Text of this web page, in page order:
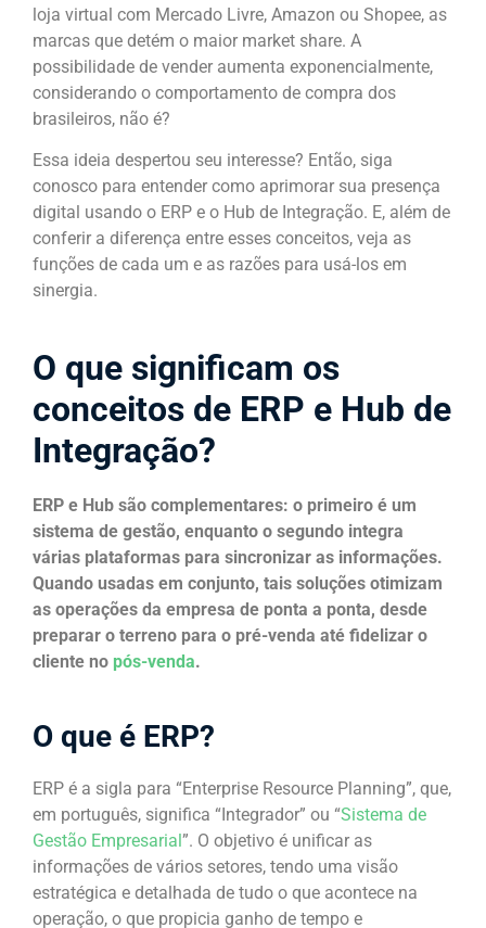
loja virtual com Mercado Livre, Amazon ou Shopee, as
marcas que detém o maior market share. A
possibilidade de vender aumenta exponencialmente,
considerando o comportamento de compra dos
brasileiros, não é?
Essa ideia despertou seu interesse? Então, siga
conosco para entender como aprimorar sua presença
digital usando o ERP e o Hub de Integração. E, além de
conferir a diferença entre esses conceitos, veja as
funções de cada um e as razões para usá-los em
sinergia.
O que significam os
conceitos de ERP e Hub de
Integração?
ERP e Hub são complementares: o primeiro é um
sistema de gestão, enquanto o segundo integra
várias plataformas para sincronizar as informações.
Quando usadas em conjunto, tais soluções otimizam
as operações da empresa de ponta a ponta, desde
preparar o terreno para o pré-venda até fidelizar o
cliente no pós-venda.
O que é ERP?
ERP é a sigla para “Enterprise Resource Planning”, que,
em português, significa “Integrador” ou “Sistema de
Gestão Empresarial ”. O objetivo é unificar as
informações de vários setores, tendo uma visão
estratégica e detalhada de tudo o que acontece na
operação, o que propicia ganho de tempo e